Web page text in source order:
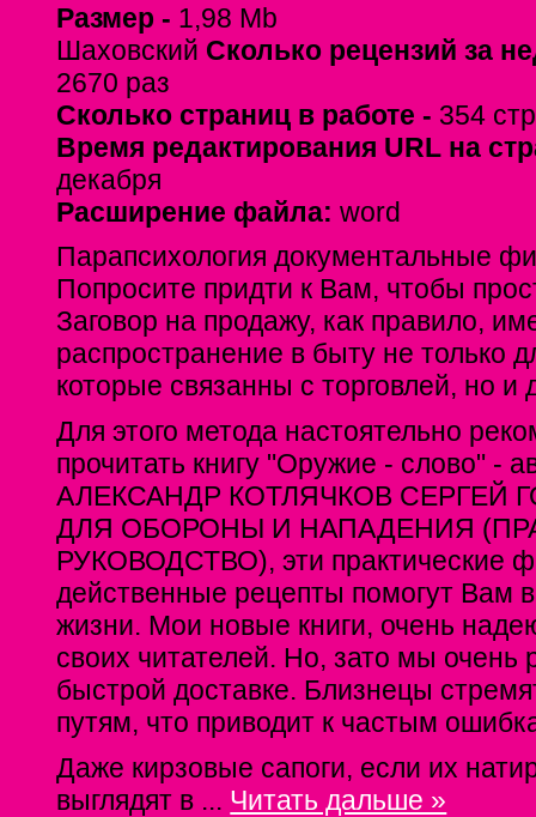
Размер - 1,98 Mb
Шаховский Сколько рецензий за
2670 раз
Сколько страниц в работе - 354 стр
Время редактирования URL на
декабря
Расширение файла:word
Парапсихология документальные
Попросите придти к Вам, чтобы
Заговор на продажу, как правило,
распространение в быту не только
которые связанны с торговлей, но и
Для этого метода настоятельно
прочитать книгу "Оружие - слово" -
АЛЕКСАНДР КОТЛЯЧКОВ СЕРГЕЙ
ДЛЯ ОБОРОНЫ И НАПАДЕНИЯ
РУКОВОДСТВО), эти практические
действенные рецепты помогут Вам
жизни. Мои новые книги, очень
своих читателей. Но, зато мы очень
быстрой доставке. Близнецы
путям, что приводит к частым
Даже кирзовые сапоги, если их
выглядят в ... Читать дальше »